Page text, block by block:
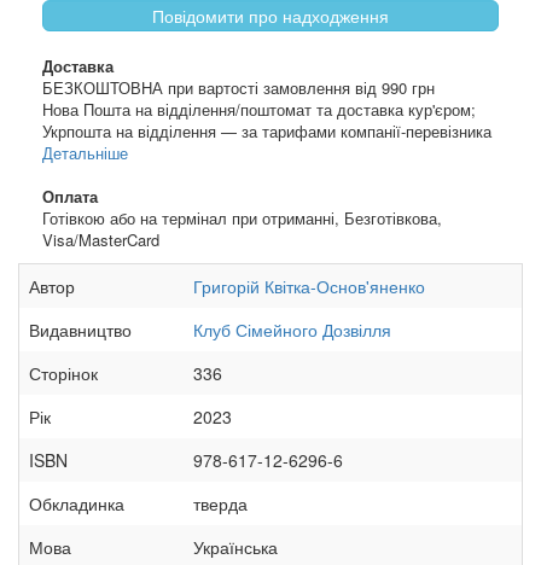
Повідомити про надходження
Доставка
БЕЗКОШТОВНА при вартості замовлення від 990 грн
Нова Пошта на відділення/поштомат та доставка кур'єром;
Укрпошта на відділення — за тарифами компанії-перевізника
Детальніше
Оплата
Готівкою або на термінал при отриманні, Безготівкова,
Visa/MasterCard
Автор
Григорій Квітка-Основ'яненко
Видавництво
Клуб Сімейного Дозвілля
Сторінок
336
Рік
2023
ISBN
978-617-12-6296-6
Обкладинка
тверда
Мова
Українська